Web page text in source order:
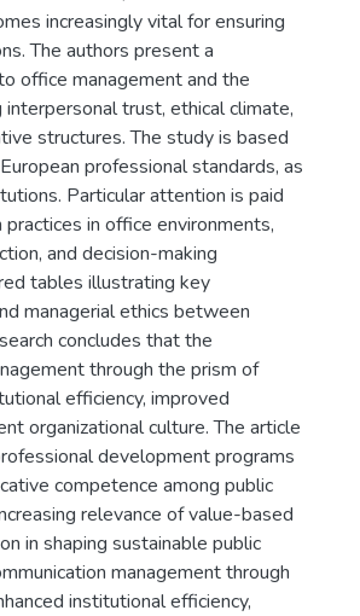
increasingly vital for ensuring
The authors present a
office management and the
trust, ethical climate,
structures. The study is based
professional standards, as
Particular attention is paid
in office environments,
and decision-making
tables illustrating key
managerial ethics between
concludes that the
through the prism of
efficiency, improved
organizational culture. The article
development programs
competence among public
relevance of value-based
in shaping sustainable public
management through
institutional efficiency,